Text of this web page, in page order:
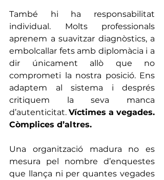
També hi ha responsabilitat
individual. Molts professionals
aprenem a suavitzar diagnòstics, a
embolcallar fets amb diplomàcia i a
dir únicament allò que no
comprometi la nostra posició. Ens
adaptem al sistema i després
critiquem la seva manca
d’autenticitat. Víctimes a vegades.
Còmplices d’altres.
Una organització madura no es
mesura pel nombre d’enquestes
que llança ni per quantes vegades